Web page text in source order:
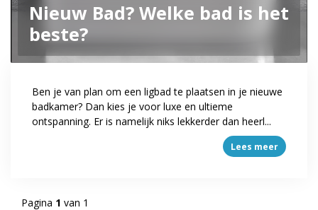
Nieuw Bad? Welke bad is het
beste?
Ben je van plan om een ligbad te plaatsen in je nieuwe
badkamer? Dan kies je voor luxe en ultieme
ontspanning. Er is namelijk niks lekkerder dan heerl...
Lees meer
Pagina 1 van 1